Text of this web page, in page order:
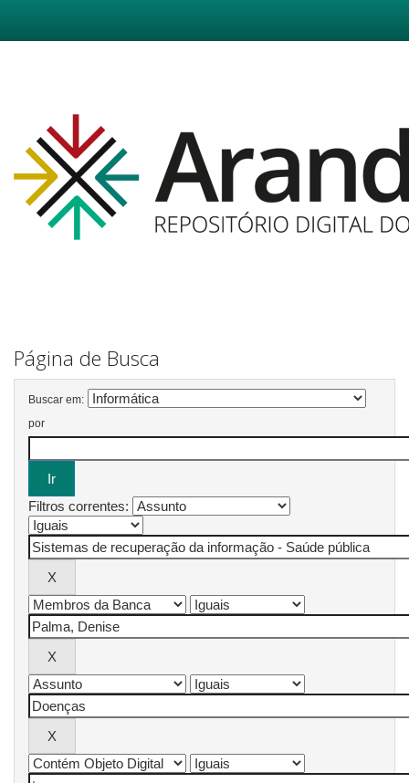
Página de Busca
Buscar em:
por
Filtros correntes: